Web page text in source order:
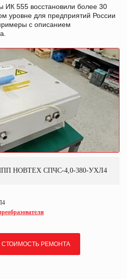
ИК 555 восстановили более 30
уровне для предприятий России
с описанием
НПП НОВТЕХ СПЧС-4,0-380-УХЛ4
СТОИМОСТЬ РЕМОНТА